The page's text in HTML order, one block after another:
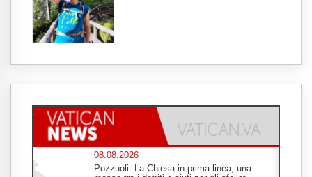
08.08.2026
Pozzuoli. La Chiesa in prima linea, una